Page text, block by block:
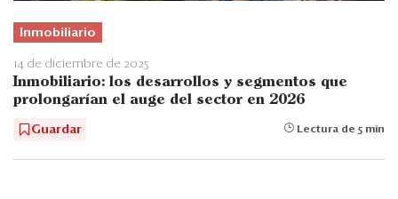
Inmobiliario
14 de diciembre de 2025
Inmobiliario: los desarrollos y segmentos que
prolongarían el auge del sector en 2026
Guardar Lectura de 5 min